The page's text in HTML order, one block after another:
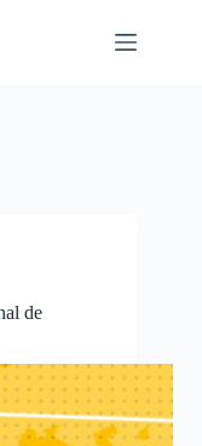
de